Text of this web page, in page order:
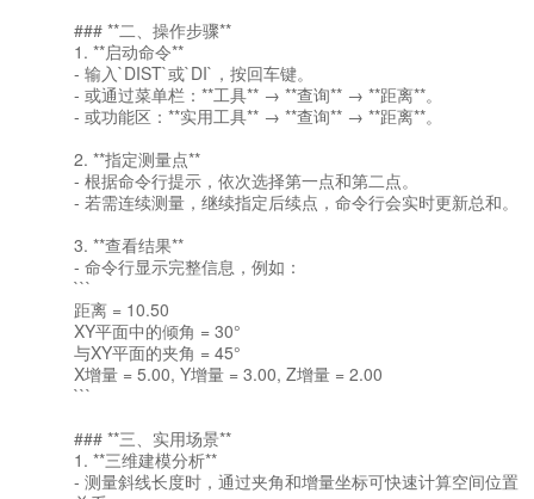
### **二、操作步骤**
1. **启动命令**
- 输入`DIST`或`DI`，按回车键。
- 或通过菜单栏：**工具** → **查询** → **距离**。
- 或功能区：**实用工具** → **查询** → **距离**。
2. **指定测量点**
- 根据命令行提示，依次选择第一点和第二点。
- 若需连续测量，继续指定后续点，命令行会实时更新总和。
3. **查看结果**
- 命令行显示完整信息，例如：
```
距离 = 10.50
XY平面中的倾角 = 30°
与XY平面的夹角 = 45°
X增量 = 5.00, Y增量 = 3.00, Z增量 = 2.00
```
### **三、实用场景**
1. **三维建模分析**
- 测量斜线长度时，通过夹角和增量坐标可快速计算空间位置